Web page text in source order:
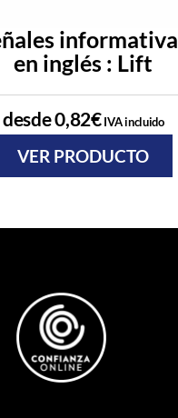
en inglés : Lift
desde0,82€IVA incluido
VER PRODUCTO